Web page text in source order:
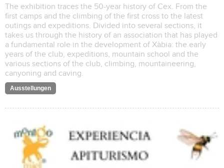
The exhibition traces the 50-year history of Cex. From the
first camps and the climbing of the first cross to the latest
outings and expeditions. Divided into several sections, it
takes us through the history of an association that has played
a fundamental role in the development of Xàbia: the early
years of the club, expeditions, mountain school and the
various sections of the club, climbing, mountaineering,
canyoning and caving.
Ausstellungen